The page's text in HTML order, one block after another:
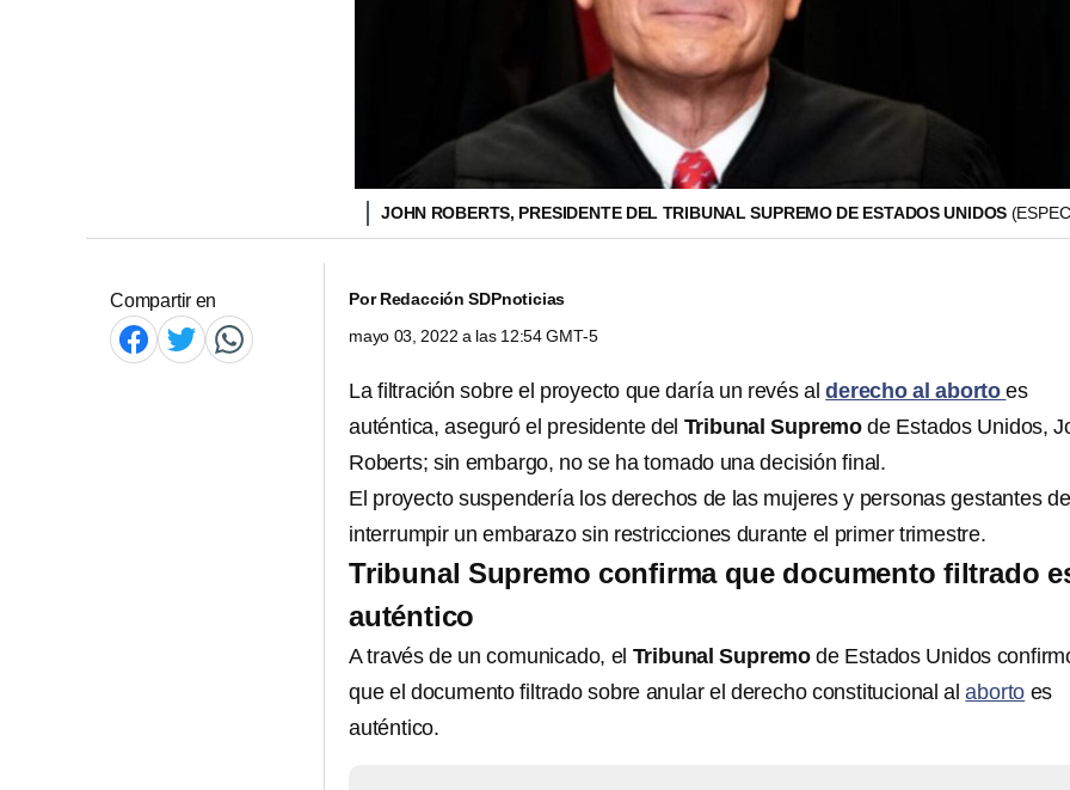
JOHN ROBERTS, PRESIDENTE DEL TRIBUNAL SUPREMO DE ESTADOS UNIDOS
Compartir en PorRedacción SDPnoticias
mayo 03, 2022 a las 12:54 GMT-5
La filtración sobre el proyecto que daría un revés alderecho al aborto es
auténtica, aseguró el presidente del Tribunal Supremode Estados Unidos,
Roberts; sin embargo, no se ha tomado una decisión final.
El proyecto suspendería los derechos de las mujeres y personas gestantes de
interrumpir un embarazo sin restricciones durante el primer trimestre.
Tribunal Supremo confirma que documento filtrado
auténtico
A través de un comunicado, el Tribunal Supremo de Estados Unidos
que el documento filtrado sobre anular el derecho constitucional alaborto es
auténtico.